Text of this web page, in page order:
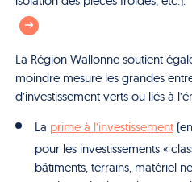
La Région Wallonne soutient
moindre mesure les grandes
d’investissement verts ou liés à
La prime à l’investissement
pour les investissements «
bâtiments, terrains, matériel